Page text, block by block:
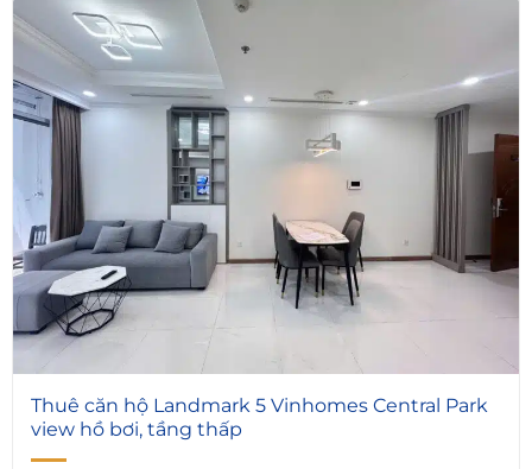
5
Thuê căn hộ Landmark 5 Vinhomes Central Park
view hồ bơi, tầng thấp